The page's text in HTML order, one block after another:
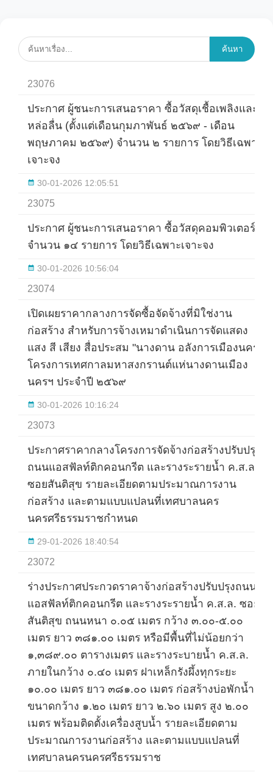
ค้นหา
23076
ประกาศ ผู้ชนะการเสนอราคา ซื้อวัสดุเชื้อเพลิงและ
หล่อลื่น (ตั้งแต่เดือนกุมภาพันธ์ ๒๕๖๙ - เดือน
พฤษภาคม ๒๕๖๙) จำนวน ๒ รายการ โดยวิธีเฉพาะ
เจาะจง
30-01-2026 12:05:51
23075
ประกาศ ผู้ชนะการเสนอราคา ซื้อวัสดุคอมพิวเตอร์
จำนวน ๑๔ รายการ โดยวิธีเฉพาะเจาะจง
30-01-2026 10:56:04
23074
เปิดเผยราคากลางการจัดซื้อจัดจ้างที่มิใช่งาน
ก่อสร้าง สำหรับการจ้างเหมาดำเนินการจัดแสดง
แสง สี เสียง สื่อประสม "นางดาน อลังการเมืองนคร"
โครงการเทศกาลมหาสงกรานต์แห่นางดานเมือง
นครฯ ประจำปี ๒๕๖๙
30-01-2026 10:16:24
23073
ประกาศราคากลางโครงการจัดจ้างก่อสร้างปรับปรุง
ถนนแอสฟัลท์ติกคอนกรีต และรางระรายน้ำ ค.ส.ล.
ซอยสันติสุข รายละเอียดตามประมาณการงาน
ก่อสร้าง และตามแบบแปลนที่เทศบาลนคร
นครศรีธรรมราชกำหนด
29-01-2026 18:40:54
23072
ร่างประกาศประกวดราคาจ้างก่อสร้างปรับปรุงถนน
แอสฟัลท์ติกคอนกรีต และรางระรายน้ำ ค.ส.ล. ซอย
สันติสุข ถนนหนา ๐.๐๕ เมตร กว้าง ๓.๐๐-๕.๐๐
เมตร ยาว ๓๘๑.๐๐ เมตร หรือมีพื้นที่ไม่น้อยกว่า
๑,๓๘๙.๐๐ ตารางเมตร และรางระบายน้ำ ค.ส.ล.
ภายในกว้าง ๐.๔๐ เมตร ฝาเหล็กรังผึ้งทุกระยะ
๑๐.๐๐ เมตร ยาว ๓๘๑.๐๐ เมตร ก่อสร้างบ่อพักน้ำ
ขนาดกว้าง ๑.๒๐ เมตร ยาว ๒.๖๐ เมตร สูง ๒.๐๐
เมตร พร้อมติดตั้งเครื่องสูบน้ำ รายละเอียดตาม
ประมาณการงานก่อสร้าง และตามแบบแปลนที่
เทศบาลนครนครศรีธรรมราช